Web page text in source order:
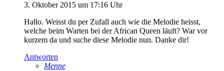
3. Oktober 2015 um 17:16 Uhr
Hallo. Weisst du per Zufall auch wie die Melodie heisst,
welche beim Warten bei der African Queen läuft? War vor
kurzem da und suche diese Melodie nun. Danke dir!
Antworten
Menne